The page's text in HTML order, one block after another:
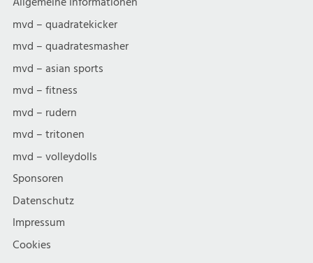
mvd – quadratekicker
mvd – quadratesmasher
mvd – asian sports
mvd – fitness
mvd – rudern
mvd – tritonen
mvd – volleydolls
Sponsoren
Datenschutz
Impressum
Cookies